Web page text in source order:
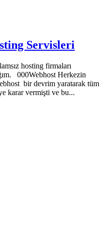
Servisleri
hosting firmaları
000Webhost Herkezin
bir devrim yaratarak tüm
karar vermişti ve bu...